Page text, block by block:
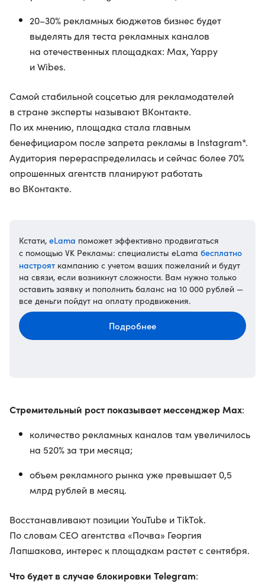
20–30% рекламных бюджетов бизнес будет
выделять для теста рекламных каналов
на отечественных площадках: Max, Yappy
и Wibes.
Самой стабильной соцсетью для рекламодателей
в стране эксперты называют ВКонтакте.
По их мнению, площадка стала главным
бенефициаром после запрета рекламы в Instagram*.
Аудитория перераспределилась и сейчас более 70%
опрошенных агентств планируют работать
во ВКонтакте.
Кстати, eLama поможет эффективно продвигаться
с помощью VK Рекламы: специалисты eLama бесплатно
настроят кампанию с учетом ваших пожеланий и будут
на связи, если возникнут сложности. Вам нужно только
оставить заявку и пополнить баланс на 10 000 рублей —
все деньги пойдут на оплату продвижения.
Подробнее
Стремительный рост показывает мессенджер Max:
количество рекламных каналов там увеличилось
на 520% за три месяца;
объем рекламного рынка уже превышает 0,5
млрд рублей в месяц.
Восстанавливают позиции YouTube и TikTok.
По словам СЕО агентства «Почва» Георгия
Лапшакова, интерес к площадкам растет с сентября.
Что будет в случае блокировки Telegram: